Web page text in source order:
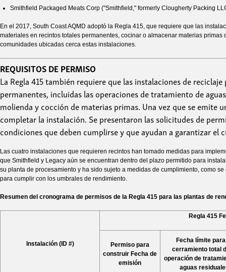
Smithfield Packaged Meats Corp ("Smithfield," formerly Clougherty Packing
En el 2017, South Coast AQMD adoptó la Regla 415, que requiere que las
materiales en recintos totales permanentes, cocinar o almacenar materias
comunidades ubicadas cerca estas instalaciones.
REQUISITOS DE PERMISO
La Regla 415 también requiere que las instalaciones de
permanentes, incluidas las operaciones de tratamiento de
molienda y cocción de materias primas. Una vez que se emite
completar la instalación. Se presentaron las solicitudes de
condiciones que deben cumplirse y que ayudan a garantizar el
Las cuatro instalaciones que requieren recintos han tomado medidas para
que Smithfield y Legacy aún se encuentran dentro del plazo permitido para
su planta de procesamiento y ha sido sujeto a medidas de cumplimiento, como
para cumplir con los umbrales de rendimiento.
Resumen del cronograma de permisos de la Regla 415 para las plantas de
Instalación(ID #)
Regla 415
Permiso para
construir Fecha de
emisión
Fecha límite
cerramiento total
operación de
aguas